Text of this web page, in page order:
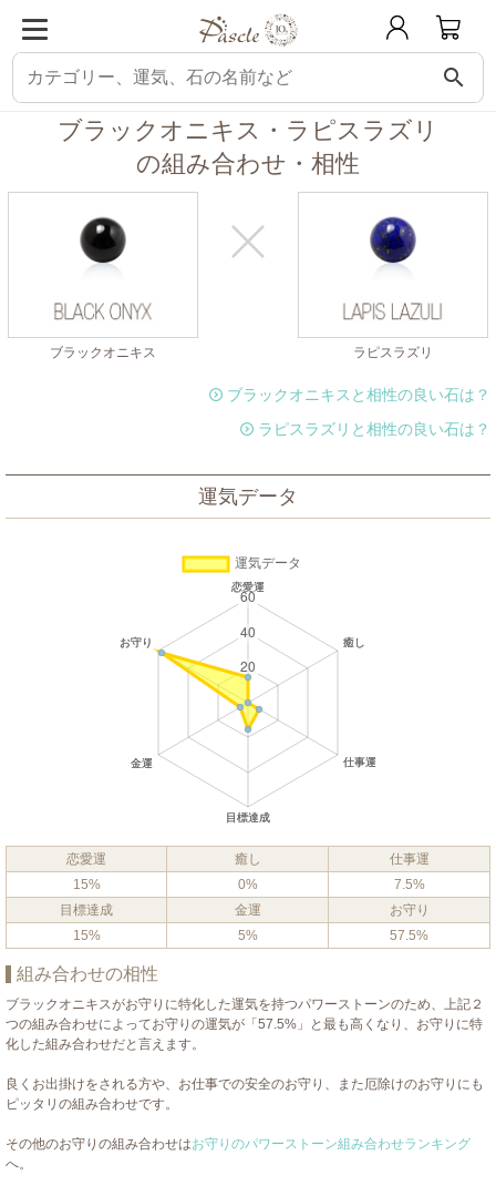
search
パスクル 組み合わせ・相性チェック ブラックオニキスと相性の良い石
ブラックオニキス・ラピスラズリ
の組み合わせ・相性
ブラックオニキス ラピスラズリ
ブラックオニキスと相性の良い石は？
ラピスラズリと相性の良い石は？
運気データ
恋愛運 癒し
仕事運
15%
0%
7.5%
目標達成
金運
お守り
15%
5% 57.5%
組み合わせの相性
ブラックオニキスがお守りに特化した運気を持つパワーストーンのため、上記２
つの組み合わせによってお守りの運気が「57.5%」と最も高くなり、お守りに特
化した組み合わせだと言えます。
良くお出掛けをされる方や、お仕事での安全のお守り、また厄除けのお守りにも
ピッタリの組み合わせです。
その他のお守りの組み合わせはお守りのパワーストーン組み合わせランキング
へ。